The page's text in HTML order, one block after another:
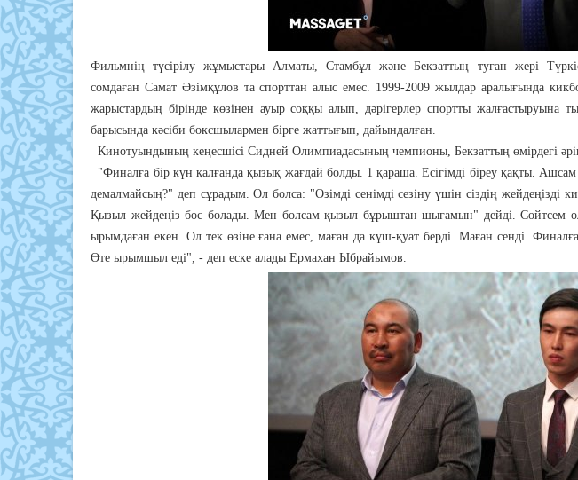
Фильмнің түсірілу жұмыстары Алматы, Стамбұл және Бекзаттың туған жері
сомдаған Самат Әзімқұлов та спорттан алыс емес. 1999-2009 жылдар аралығында
жарыстардың бірінде көзінен ауыр соққы алып, дәрігерлер спортты
барысында кәсіби боксшылармен бірге жаттығып, дайындалған.
Кинотуындының кеңесшісі Сидней Олимпиадасының чемпионы, Бекзаттың өмірдегі
"Финалға бір күн қалғанда қызық жағдай болды. 1 қараша. Есігімді біреу қақты.
демалмайсың?" деп сұрадым. Ол болса: "Өзімді сенімді сезіну үшін сіздің жейдеңізді
Қызыл жейдеңіз бос болады. Мен болсам қызыл бұрыштан шығамын" дейді. Сөйтсем
ырымдаған екен. Ол тек өзіне ғана емес, маған да күш-қуат берді. Маған сенді.
Өте ырымшыл еді", - деп еске алады Ермахан Ыбрайымов.